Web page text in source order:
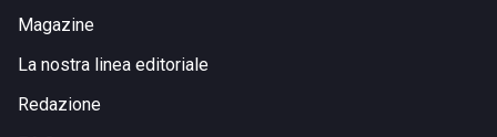
Magazine
La nostra linea editoriale
Redazione